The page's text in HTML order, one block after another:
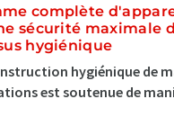
complète
sécurité maximale
hygiénique
hygiénique de
est soutenue de